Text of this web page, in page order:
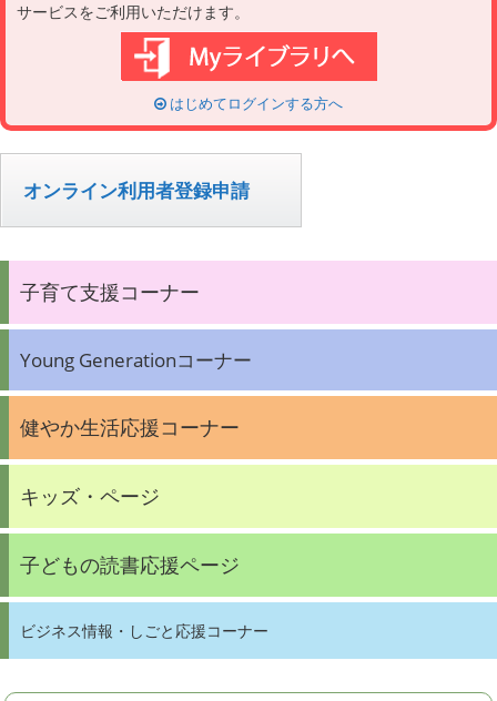
サービスをご利用いただけます。
はじめてログインする方へ
オンライン利用者登録申請
子育て支援コーナー
Young Generationコーナー
健やか生活応援コーナー
キッズ・ページ
子どもの読書応援ページ
ビジネス情報・しごと応援コーナー